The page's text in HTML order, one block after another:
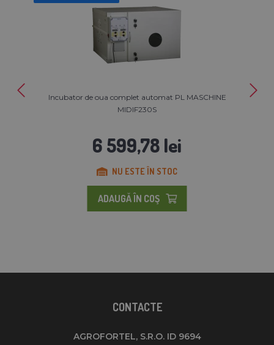
Incubator de oua complet automat PL MASCHINE
MIDIF230S
6 599,78 lei
NU ESTE ÎN STOC
ADAUGĂ ÎN COŞ
CONTACTE
AGROFORTEL, S.R.O. ID 9694